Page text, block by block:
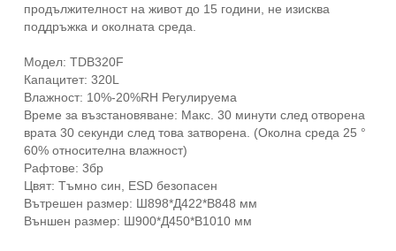
продължителност на живот до 15 години, не изисква
поддръжка и околната среда.
Модел: TDB320F
Капацитет: 320L
Влажност: 10%-20%RH Регулируема
Време за възстановяване: Макс. 30 минути след отворена
врата 30 секунди след това затворена. (Околна среда 25 °
60% относителна влажност)
Рафтове: 3бр
Цвят: Тъмно син, ESD безопасен
Вътрешен размер: Ш898*Д422*В848 мм
Външен размер: Ш900*Д450*В1010 мм